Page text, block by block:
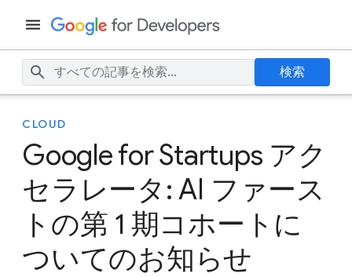
検索
CLOUD
Google for Startups アク
セラレータ: AI ファース
トの第 1 期コホートに
ついてのお知らせ